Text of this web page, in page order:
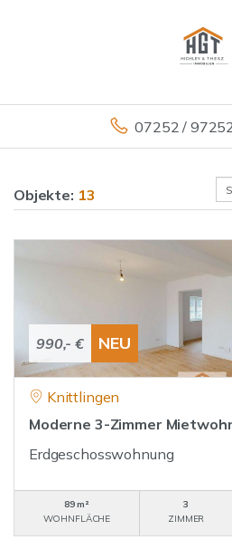
07252 /
Objekte: 13
990,- € NEU
Knittlingen
Moderne 3-Zimmer
Erdgeschosswohnung
89 m²
WOHNFLÄCHE
3
ZIMMER